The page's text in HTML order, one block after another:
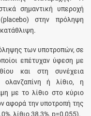
σημαντική υπεροχή
στην πρόληψη
των υποτροπών, σε
επέτυχαν ύφεση με
και στη συνέχεια
ολανζαπίνη ή λίθιο, η
με το λίθιο στο κύριο
αφορά την υποτροπή της
λίθιο 38,3%, p=0,055).